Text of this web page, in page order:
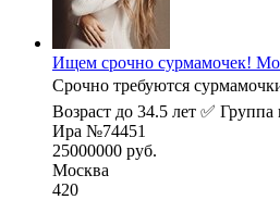
Ищем срочно сурмамочек!
Срочно требуются сурмамочки,
Возраст до 34.5 лет ✅
Ира №74451
25000000 руб.
Москва
420